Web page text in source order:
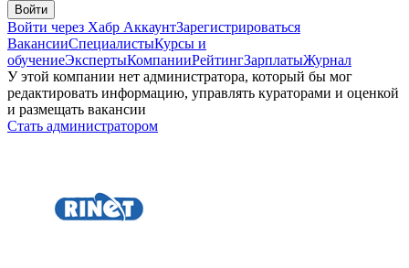
Войти
Войти через Хабр АккаунтЗарегистрироваться
ВакансииСпециалистыКурсы и
обучениеЭкспертыКомпанииРейтингЗарплатыЖурнал
У этой компании нет администратора, который бы мог
редактировать информацию, управлять кураторами и оценкой
и размещать вакансии
Стать администратором